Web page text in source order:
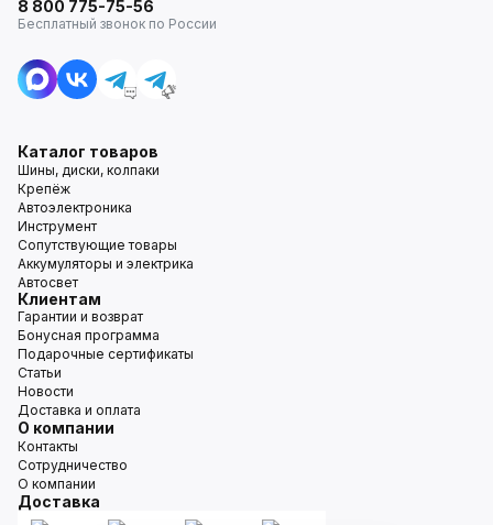
8 800 775-75-56
Бесплатный звонок по России
Каталог товаров
Шины, диски, колпаки
Крепёж
Автоэлектроника
Инструмент
Сопутствующие товары
Аккумуляторы и электрика
Автосвет
Клиентам
Гарантии и возврат
Бонусная программа
Подарочные сертификаты
Статьи
Новости
Доставка и оплата
О компании
Контакты
Сотрудничество
О компании
Доставка